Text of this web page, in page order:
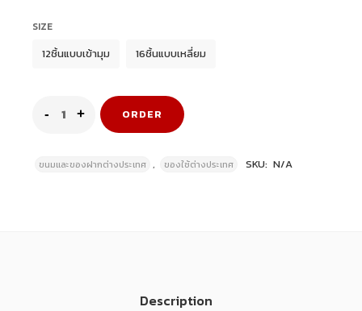
SIZE
12ชิ้นแบบเข้ามุม 16ชิ้นแบบเหลี่ยม
ORDER
ขนมและของฝากต่างประเทศ , ของใช้ต่างประเทศ SKU: N/A
Description